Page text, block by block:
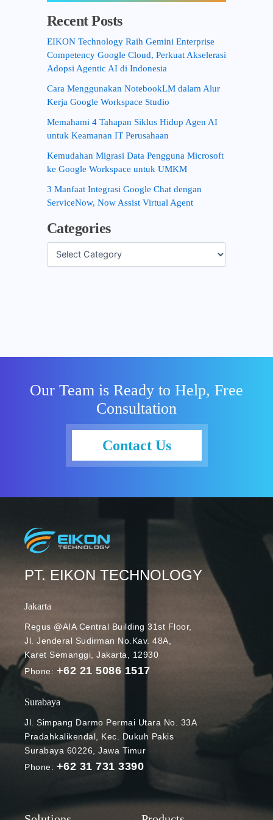
Recent Posts
EIKON Technology Raih Gemini Enterprise
Competency Google Cloud, Perkuat Akselerasi
Adopsi Agentic AI di Indonesia
Cara Menggunakan NotebookLM dalam Alur
Kerja Google Workspace Studio
Memahami 4 Tahapan Siklus Hidup Agen AI
untuk Keamanan IT Perusahaan
Kemudahan Migrasi Data Pengguna Microsoft
ke Google Workspace untuk UMKM
3 Manfaat Integrasi Google Chat dengan
ServiceNow, Now Assist Virtual Agent
Categories
Our Team is Ready to Help, Free
Consultation
Contact Us
PT. EIKON TECHNOLOGY
Jakarta
Regus @AIA Central Building 31st Floor,
Jl. Jenderal Sudirman No.Kav. 48A,
Karet Semanggi, Jakarta, 12930
Phone: +62 21 5086 1517
Surabaya
Jl. Simpang Darmo Permai Utara No. 33A
Pradahkalikendal, Kec. Dukuh Pakis
Surabaya 60226, Jawa Timur
Phone: +62 31 731 3390